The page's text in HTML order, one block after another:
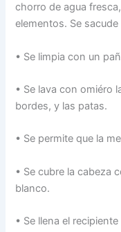
chorro de agua
elementos. Se
• Se limpia con un
• Se lava con omiéro
bordes, y las patas.
• Se permite que la
• Se cubre la cabeza
blanco.
• Se llena el